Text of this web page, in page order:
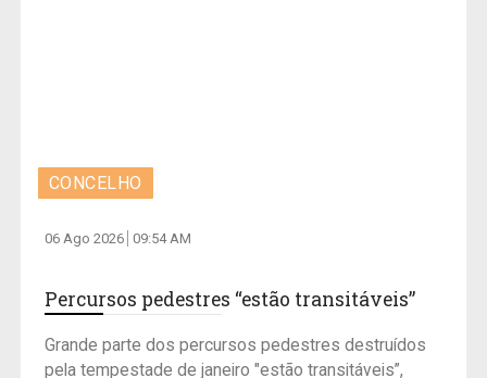
CONCELHO
06 Ago 2026 09:54 AM
Percursos pedestres “estão transitáveis”
Grande parte dos percursos pedestres destruídos
pela tempestade de janeiro "estão transitáveis”,